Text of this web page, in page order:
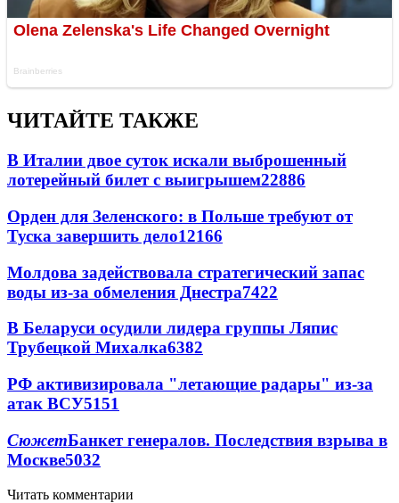
ЧИТАЙТЕ ТАКЖЕ
В Италии двое суток искали выброшенный
лотерейный билет с выигрышем22886
Орден для Зеленского: в Польше требуют от
Туска завершить дело12166
Молдова задействовала стратегический запас
воды из-за обмеления Днестра7422
В Беларуси осудили лидера группы Ляпис
Трубецкой Михалка6382
РФ активизировала "летающие радары" из-за
атак ВСУ5151
СюжетБанкет генералов. Последствия взрыва в
Москве5032
Читать комментарии